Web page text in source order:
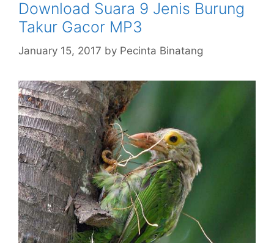
Download Suara 9 Jenis Burung
Takur Gacor MP3
January 15, 2017 by Pecinta Binatang